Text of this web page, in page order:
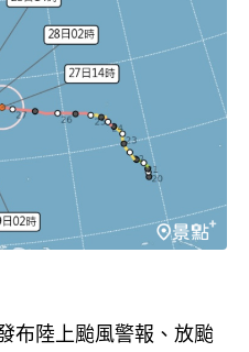
布陸上颱風警報、放颱